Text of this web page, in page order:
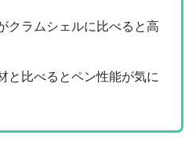
クラムシェルに比べると高
と比べるとペン性能が気に